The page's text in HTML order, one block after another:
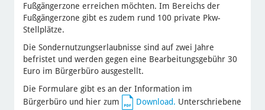
Fußgängerzone erreichen möchten. Im Bereichs der
Fußgängerzone gibt es zudem rund 100 private Pkw-
Stellplätze.
Die Sondernutzungserlaubnisse sind auf zwei Jahre
befristet und werden gegen eine Bearbeitungsgebühr 30
Euro im Bürgerbüro ausgestellt.
Die Formulare gibt es an der Information im
Bürgerbüro und hier zum
Download. Unterschriebene